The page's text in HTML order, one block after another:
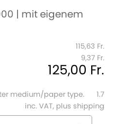
| mit eigenem
115,63 Fr.
9,37 Fr.
125,00 Fr.
medium/paper type.
1.7
inc. VAT, plus shipping